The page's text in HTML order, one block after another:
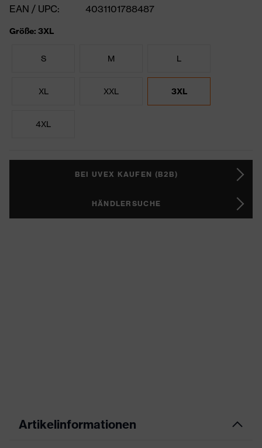
EAN / UPC:
4031101788487
Größe: 3XL
S M L
XL XXL 3XL
4XL
BEI UVEX KAUFEN (B2B)
HÄNDLERSUCHE
Artikelinformationen